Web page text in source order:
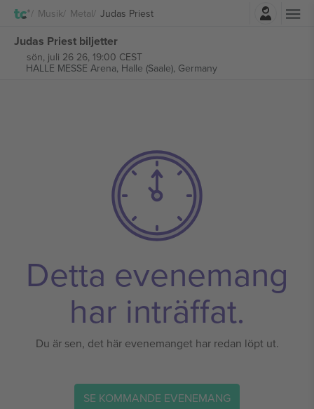
Musik Metal Judas Priest
Judas Priest biljetter
sön, juli 26 26, 19:00 CEST
HALLE MESSE Arena, Halle (Saale), Germany
Detta evenemang
har inträffat.
Du är sen, det här evenemanget har redan löpt ut.
SE KOMMANDE EVENEMANG